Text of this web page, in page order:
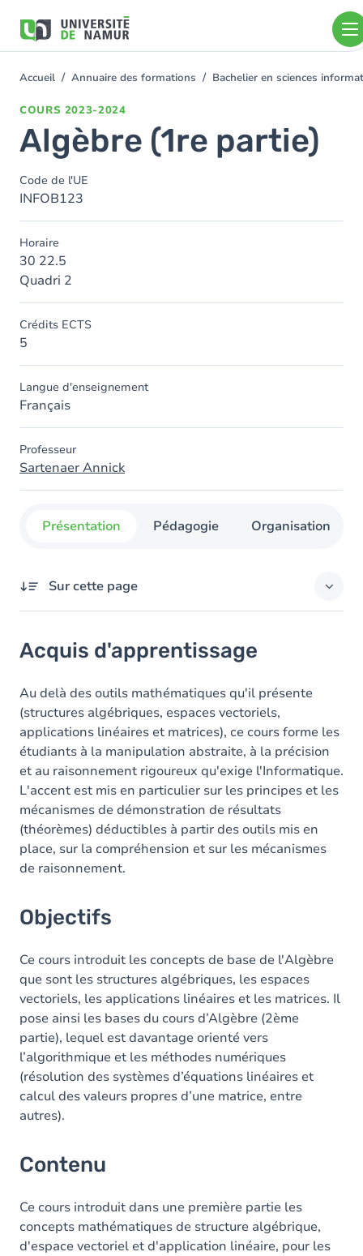
contenu
You
Accueil Annuaire des formations Bachelier en sciences
COURS 2023-2024
Algèbre (1re partie)
Code de l'UE
INFOB123
Horaire
30 22.5
Quadri 2
Crédits ECTS
5
Langue d'enseignement
Français
Professeur
Sartenaer Annick
Présentation Pédagogie Organisation
Sur cette page
Objectifs
Contenu
Table des matières
Exercices
Acquis d'apprentissage
Au delà des outils mathématiques qu'il présente
(structures algébriques, espaces vectoriels,
applications linéaires et matrices), ce cours forme les
étudiants à la manipulation abstraite, à la précision
et au raisonnement rigoureux qu'exige l'Informatique.
L'accent est mis en particulier sur les principes et les
mécanismes de démonstration de résultats
(théorèmes) déductibles à partir des outils mis en
place, sur la compréhension et sur les mécanismes
de raisonnement.
Objectifs
Ce cours introduit les concepts de base de l'Algèbre
que sont les structures algébriques, les espaces
vectoriels, les applications linéaires et les matrices. Il
pose ainsi les bases du cours d’Algèbre (2ème
partie), lequel est davantage orienté vers
l’algorithmique et les méthodes numériques
(résolution des systèmes d’équations linéaires et
calcul des valeurs propres d’une matrice, entre
autres).
Contenu
Ce cours introduit dans une première partie les
concepts mathématiques de structure algébrique,
d'espace vectoriel et d'application linéaire, pour les